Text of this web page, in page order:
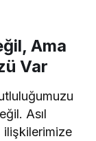
Ama
Var
Asıl
ilişkilerimize